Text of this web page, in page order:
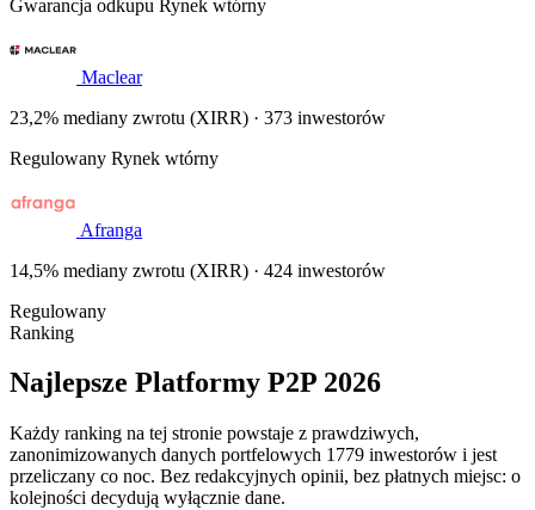
Gwarancja odkupu Rynek wtórny
Maclear
23,2% mediany zwrotu (XIRR) · 373 inwestorów
Regulowany Rynek wtórny
Afranga
14,5% mediany zwrotu (XIRR) · 424 inwestorów
Regulowany
Ranking
Najlepsze Platformy P2P 2026
Każdy ranking na tej stronie powstaje z prawdziwych,
zanonimizowanych danych portfelowych 1779 inwestorów i jest
przeliczany co noc. Bez redakcyjnych opinii, bez płatnych miejsc: o
kolejności decydują wyłącznie dane.